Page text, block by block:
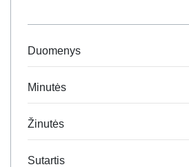
Duomenys
Minutės
Žinutės
Sutartis